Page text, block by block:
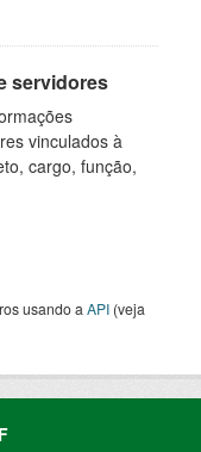
servidores
vinculados à
cargo, função,
usando a API (veja